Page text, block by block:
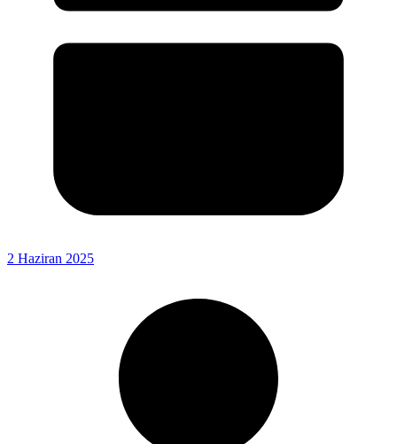
2 Haziran 2025